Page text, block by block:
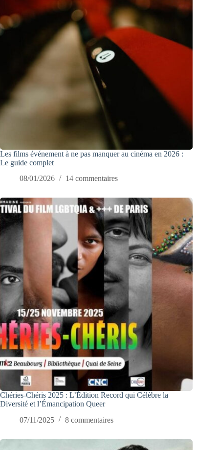
Les films événement à ne pas manquer au cinéma en 2026 :
Le guide complet
08/01/2026
14 commentaires
Chéries-Chéris 2025 : L’Édition Record qui Célèbre la
Diversité et l’Émancipation Queer
07/11/2025
8 commentaires